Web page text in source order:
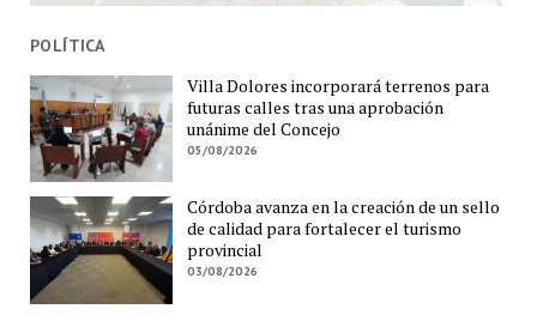
POLÍTICA
Villa Dolores incorporará terrenos para
futuras calles tras una aprobación
unánime del Concejo
05/08/2026
Córdoba avanza en la creación de un sello
de calidad para fortalecer el turismo
provincial
03/08/2026